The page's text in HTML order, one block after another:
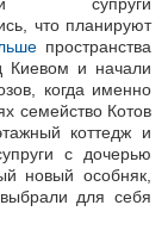
супруги
что планируют
пространства
Киевом и начали
когда именно
семейство Котов
коттедж и
с дочерью
новый особняк,
для себя